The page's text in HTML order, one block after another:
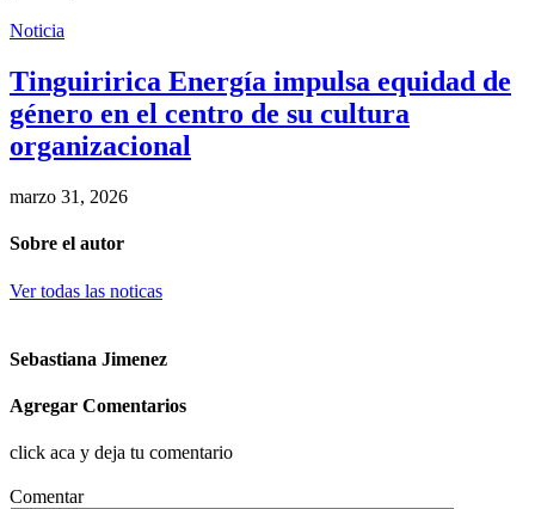
Noticia
Tinguiririca Energía impulsa equidad de
género en el centro de su cultura
organizacional
marzo 31, 2026
Sobre el autor
Ver todas las noticas
Sebastiana Jimenez
Agregar Comentarios
click aca y deja tu comentario
Comentar